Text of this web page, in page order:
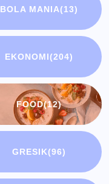
BOLA MANIA(13)
EKONOMI(204)
FOOD(12)
GRESIK(96)